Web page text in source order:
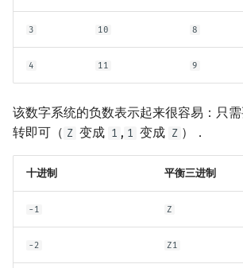
CP
Git Tim
排序
排序
概率 DP
DP 套 DP
DP 优化
其它 DP 方法
后缀平衡树
广义后缀自动机
后缀树
Manacher
序列自动机
升幂引理
阶乘取模
卢卡斯定理
同余方程
阶 & 原根
Lagrange 反演
形式幂级数复合|复合逆
普通生成函数
指数生成函数
范德蒙德卷积
Pólya 计数
图论计数
线段树
划分树
二叉搜索树 & 平衡树
跳表
树套树
树上
连通性相关
环计数问题
最小环
2-SAT
哈密顿图
反演变换
计算几何杂项
在一台机器上规划任务
主元素问题
Garsia–Wachs 算法
15-puzzle
珂朵莉树/颜色段均摊
3 10 8
4 11 9
该数字系统的负数表示起来很容易：只
转即可（ Z 变成 1 , 1 变成 Z ）．
十进制 平衡三进制
-1 Z
-2 Z1